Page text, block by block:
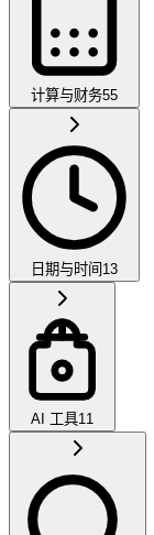
计算与财务55
日期与时间 13
AI 工具11